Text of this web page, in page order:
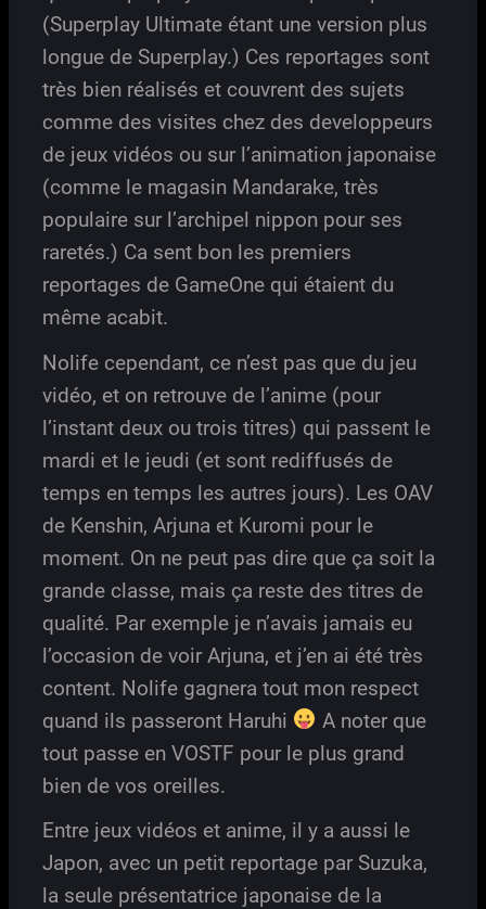
(Superplay Ultimate étant une version plus
longue de Superplay.) Ces reportages sont
très bien réalisés et couvrent des sujets
comme des visites chez des developpeurs
de jeux vidéos ou sur l’animation japonaise
(comme le magasin Mandarake, très
populaire sur l’archipel nippon pour ses
raretés.) Ca sent bon les premiers
reportages de GameOne qui étaient du
même acabit.
Nolife cependant, ce n’est pas que du jeu
vidéo, et on retrouve de l’anime (pour
l’instant deux ou trois titres) qui passent le
mardi et le jeudi (et sont rediffusés de
temps en temps les autres jours). Les OAV
de Kenshin, Arjuna et Kuromi pour le
moment. On ne peut pas dire que ça soit la
grande classe, mais ça reste des titres de
qualité. Par exemple je n’avais jamais eu
l’occasion de voir Arjuna, et j’en ai été très
content. Nolife gagnera tout mon respect
quand ils passeront Haruhi
A noter que
tout passe en VOSTF pour le plus grand
bien de vos oreilles.
Entre jeux vidéos et anime, il y a aussi le
Japon, avec un petit reportage par Suzuka,
la seule présentatrice japonaise de la